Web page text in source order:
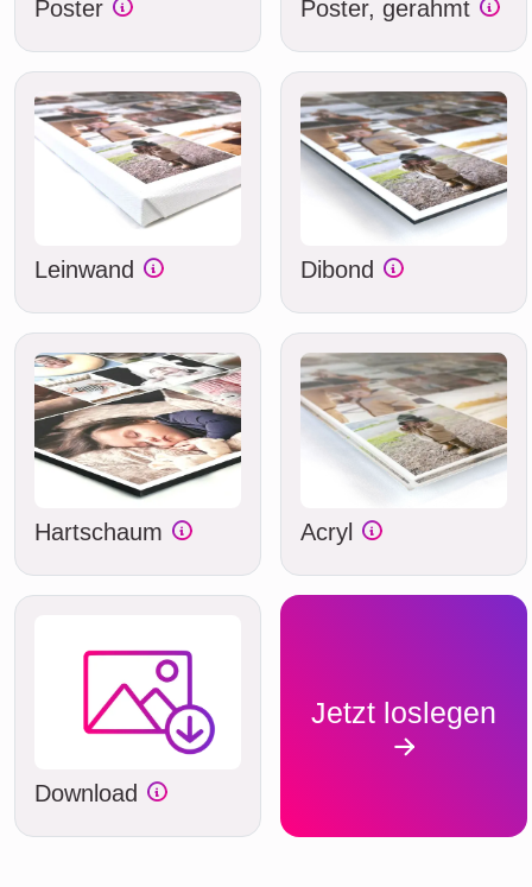
Poster Poster, gerahmt
Leinwand Dibond
Hartschaum Acryl
Download
Jetzt loslegen